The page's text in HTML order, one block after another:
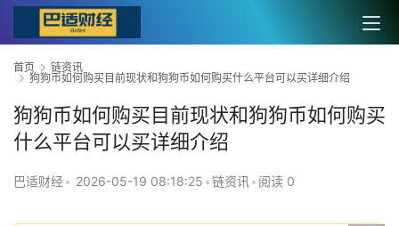
首页
链资讯
狗狗币如何购买目前现状和狗狗币如何购买什么平台可以买详细介绍
狗狗币如何购买目前现状和狗狗币如何购买
什么平台可以买详细介绍
巴适财经• 2026-05-19 08:18:25 •链资讯• 阅读 0